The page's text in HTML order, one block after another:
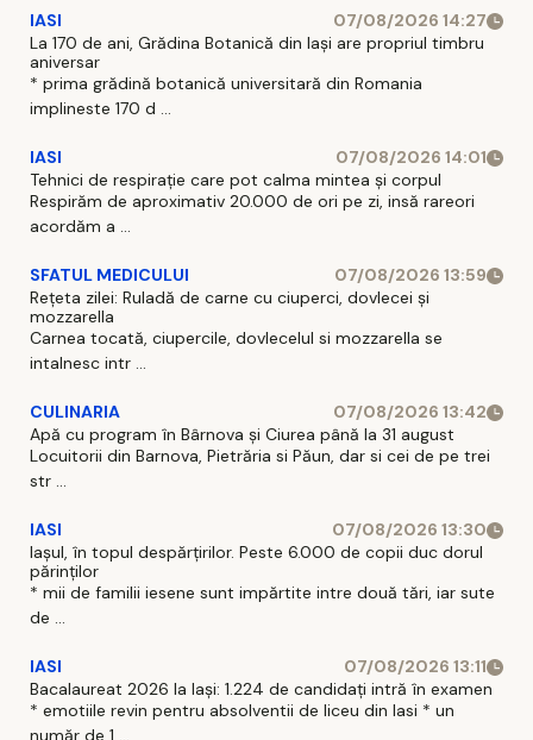
IASI
07/08/2026 14:27
La 170 de ani, Grădina Botanică din Iași are propriul timbru
aniversar
* prima grădină botanică universitară din Romania
implineste 170 d ...
IASI
07/08/2026 14:01
Tehnici de respirație care pot calma mintea și corpul
Respirăm de aproximativ 20.000 de ori pe zi, insă rareori
acordăm a ...
SFATUL MEDICULUI
07/08/2026 13:59
Rețeta zilei: Ruladă de carne cu ciuperci, dovlecei și
mozzarella
Carnea tocată, ciupercile, dovlecelul si mozzarella se
intalnesc intr ...
CULINARIA
07/08/2026 13:42
Apă cu program în Bârnova și Ciurea până la 31 august
Locuitorii din Barnova, Pietrăria si Păun, dar si cei de pe trei
str ...
IASI
07/08/2026 13:30
Iașul, în topul despărțirilor. Peste 6.000 de copii duc dorul
părinților
* mii de familii iesene sunt impărtite intre două tări, iar sute
de ...
IASI
07/08/2026 13:11
Bacalaureat 2026 la Iași: 1.224 de candidați intră în examen
* emotiile revin pentru absolventii de liceu din Iasi * un
număr de 1 ...